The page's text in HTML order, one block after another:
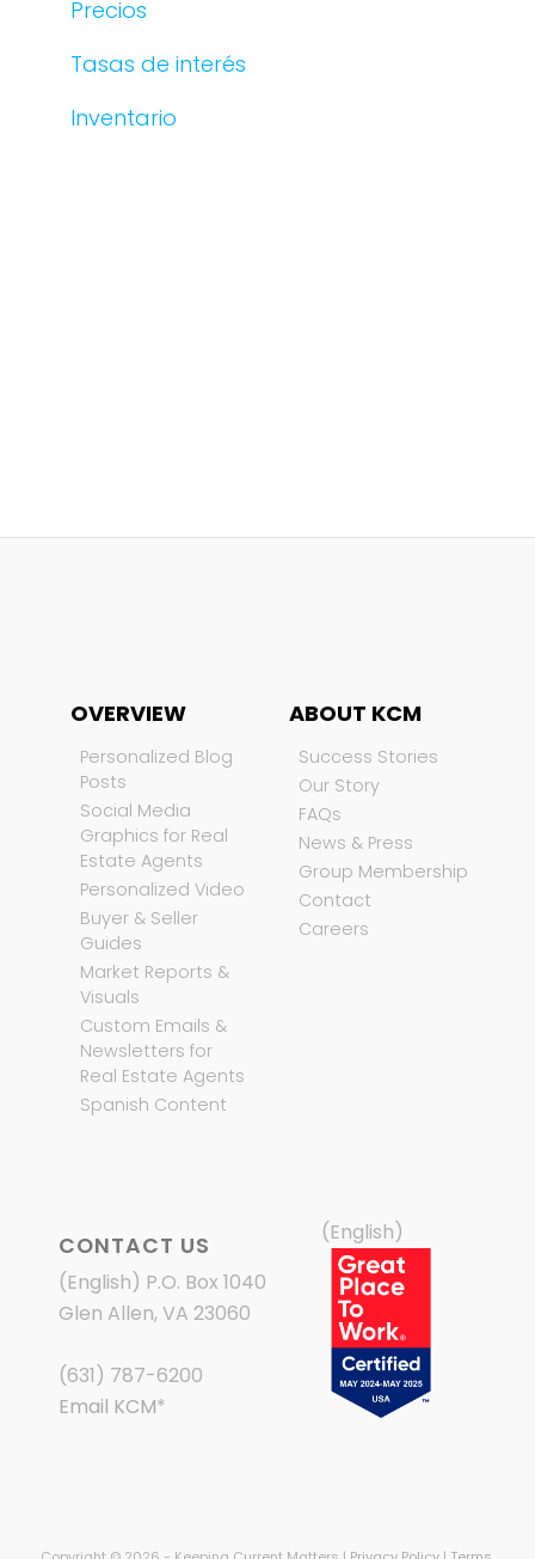
Precios
Tasas de interés
Inventario
OVERVIEW
Personalized Blog
Posts
Social Media
Graphics for Real
Estate Agents
Personalized Video
Buyer & Seller
Guides
Market Reports &
Visuals
Custom Emails &
Newsletters for
Real Estate Agents
Spanish Content
ABOUT KCM
Success Stories
Our Story
FAQs
News & Press
Group Membership
Contact
Careers
CONTACT US
(English) P.O. Box 1040
Glen Allen, VA 23060
(631) 787-6200
Email KCM*
(English)